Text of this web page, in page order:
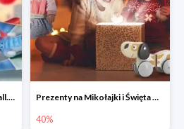
Porywające wyprzedaże w Mall.pl do -50% Prezenty na Mikołajki i Święta w Mall.pl do -40%
40%